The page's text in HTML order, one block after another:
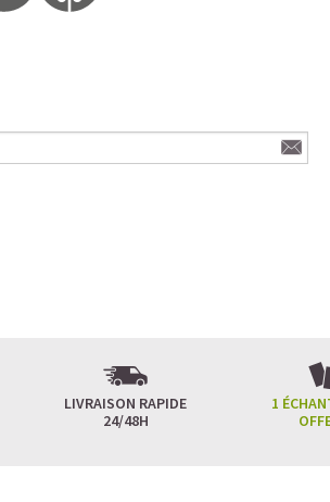
LIVRAISON RAPIDE
24/48H
1